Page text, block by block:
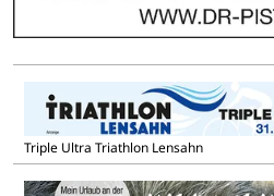
Triple Ultra Triathlon Lensahn